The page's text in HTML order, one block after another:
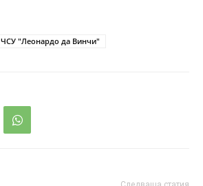
ЧСУ "Леонардо да Винчи"